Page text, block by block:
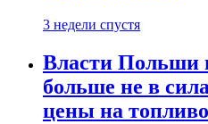
3 недели спустя
Власти Польши
больше не в
цены на топливо